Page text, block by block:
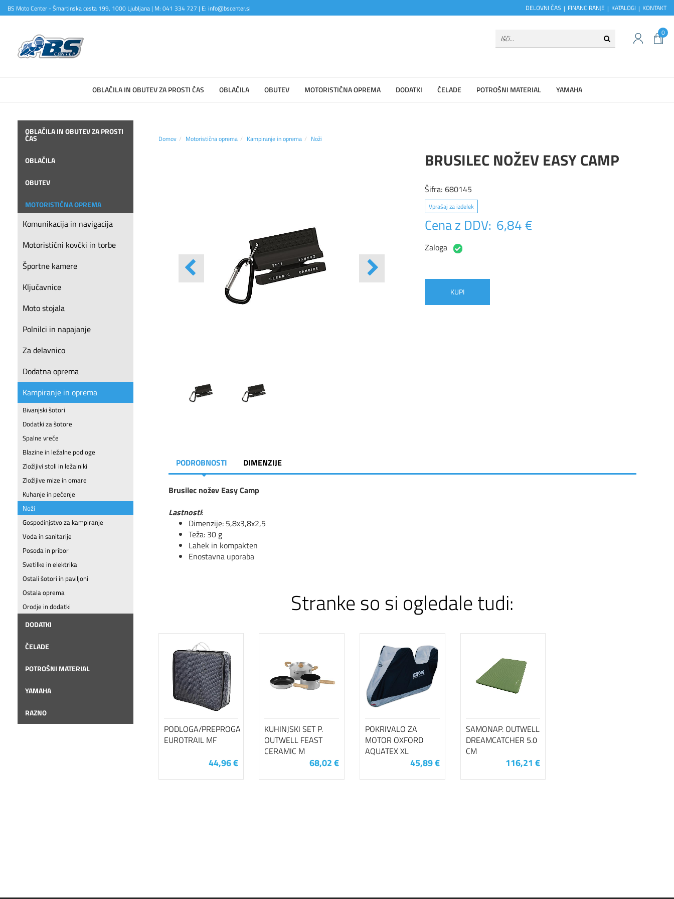
BS Moto Center - Šmartinska cesta 199, 1000 Ljubljana | M: 041 334 727 | E: info@bscenter.si DELOVNI ČAS FINANCIRANJE KATALOGI KONTAKT
0
OBLAČILA IN OBUTEV ZA PROSTI ČAS OBLAČILA OBUTEV MOTORISTIČNA OPREMA DODATKI ČELADE POTROŠNI MATERIAL YAMAHA
OBLAČILA IN OBUTEV ZA PROSTI
ČAS
OBLAČILA
OBUTEV
MOTORISTIČNA OPREMA
Komunikacija in navigacija
Motoristični kovčki in torbe
Športne kamere
Ključavnice
Moto stojala
Polnilci in napajanje
Za delavnico
Dodatna oprema
Kampiranje in oprema
Bivanjski šotori
Dodatki za šotore
Spalne vreče
Blazine in ležalne podloge
Zložljivi stoli in ležalniki
Zložljive mize in omare
Kuhanje in pečenje
Noži
Gospodinjstvo za kampiranje
Voda in sanitarije
Posoda in pribor
Svetilke in elektrika
Ostali šotori in paviljoni
Ostala oprema
Orodje in dodatki
DODATKI
ČELADE
POTROŠNI MATERIAL
YAMAHA
RAZNO
Domov Motoristična oprema Kampiranje in oprema Noži
BRUSILEC NOŽEV EASY CAMP
Šifra: 680145
Vprašaj za izdelek
Cena z DDV: 6,84 €
Zaloga
KUPI
PODROBNOSTI DIMENZIJE
Brusilec nožev Easy Camp
Lastnosti:
Dimenzije: 5,8x3,8x2,5
Teža: 30 g
Lahek in kompakten
Enostavna uporaba
Stranke so si ogledale tudi:
PODLOGA/PREPROGA
EUROTRAIL MF
44,96 €
KUHINJSKI SET P.
OUTWELL FEAST
CERAMIC M
68,02 €
POKRIVALO ZA
MOTOR OXFORD
AQUATEX XL
45,89 €
SAMONAP. OUTWELL
DREAMCATCHER 5.0
CM
116,21 €